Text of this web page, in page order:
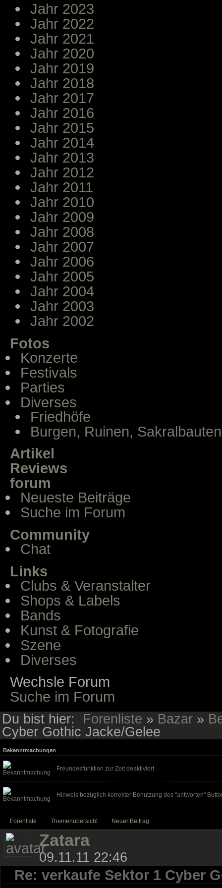
Jahr 2023
Jahr 2022
Jahr 2021
Jahr 2020
Jahr 2019
Jahr 2018
Jahr 2017
Jahr 2016
Jahr 2015
Jahr 2014
Jahr 2013
Jahr 2012
Jahr 2011
Jahr 2010
Jahr 2009
Jahr 2008
Jahr 2007
Jahr 2006
Jahr 2005
Jahr 2004
Jahr 2003
Jahr 2002
Fotos
Konzerte
Festivals
Parties
Diverses
Friedhöfe
Burgen, Ruinen, Sakralbauten
Artikel
Reviews
forum
Neueste Beiträge
Suche im Forum
Community
Chat
Links
Clubs & Veranstalter
Shops & Labels
Bands
Kunst & Fotografie
Szene
Diverses
Wechsle Forum
Suche im Forum
Du bist hier: Forenliste » Bazar »
Cyber Gothic Jacke/Gelee
Bekanntmachungen
Freundesfunktion zur Zeit deaktiviert
Hinweis bezüglich korrekter Benutzung des "antworten"
Forenliste Themenübersicht Neuer Beitrag
Zatara
09.11.11 22:46
Re: verkaufe Sektor 1 Cyber